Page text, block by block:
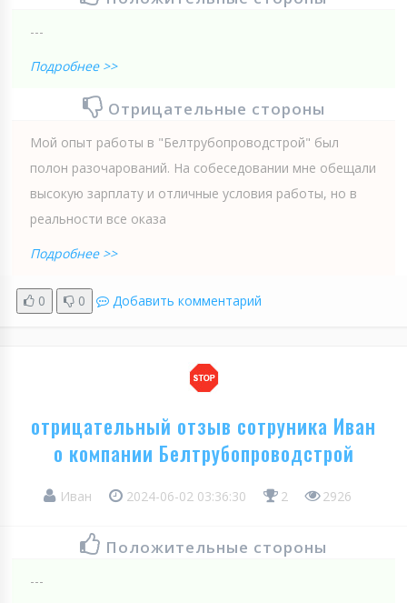
---
Подробнее >>
Отрицательные стороны
Мой опыт работы в "Белтрубопроводстрой" был
полон разочарований. На собеседовании мне обещали
высокую зарплату и отличные условия работы, но в
реальности все оказа
Подробнее >>
0 0 Добавить комментарий
отрицательный отзыв сотруника Иван
о компании Белтрубопроводстрой
Иван 2024-06-02 03:36:30 2 2926
Положительные стороны
---